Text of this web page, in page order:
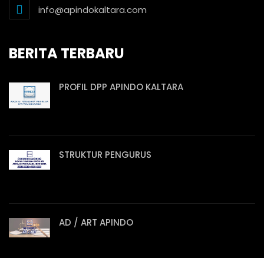
info@apindokaltara.com
BERITA TERBARU
PROFIL DPP APINDO KALTARA
STRUKTUR PENGURUS
AD / ART APINDO